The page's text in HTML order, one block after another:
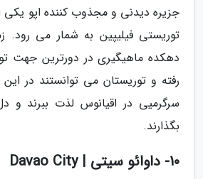
جزیره دیدنی و مجذوب کننده اپو یکی
توریستی فیلیپین به شمار می رود.
دهکده ماهیگیری در دورترین جهت
رفته و توریستان می توانستند در
سرگرمیی در اقیانوس لذت ببرند و
بگذارند.
10- داوائو سیتی | Davao City